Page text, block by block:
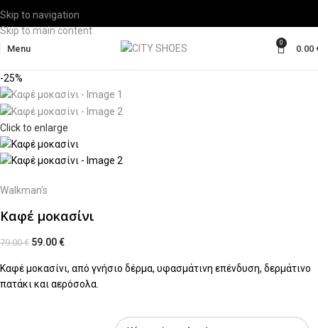
Skip to navigation
Skip to main content
Menu
0
0.00
-25%
Click to enlarge
Walkman's
Καφέ μοκασίνι
79.00€ 59.00€
Καφέ μοκασίνι, από γνήσιο δέρμα, υφασμάτινη επένδυση, δερμάτινο
πατάκι και αερόσολα.